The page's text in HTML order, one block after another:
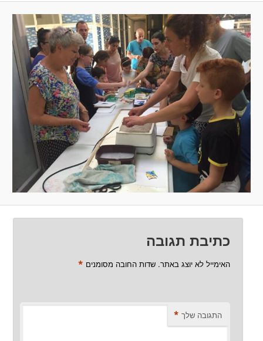
כתיבת תגובה
האימייל לא יוצג באתר. שדות החובה מסומנים *
התגובה שלך *